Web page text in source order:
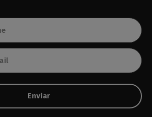
Enviar